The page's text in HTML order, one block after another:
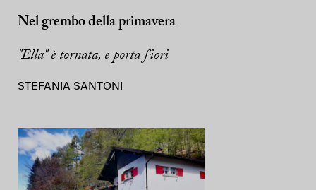
Nel grembo della primavera
"Ella" è tornata, e porta fiori
STEFANIA SANTONI